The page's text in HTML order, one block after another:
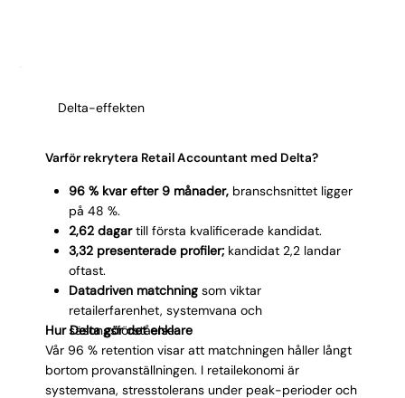
Delta-effekten
Varför rekrytera Retail Accountant med Delta?
96 % kvar efter 9 månader,branschsnittet ligger
på 48 %.
2,62 dagartill första kvalificerade kandidat.
3,32 presenterade profiler;kandidat 2,2 landar
oftast.
Datadriven matchningsom viktar
retailerfarenhet, systemvana och
säsongsförståelse.
Hur Delta gör det enklare
Vår 96 % retention visar att matchningen håller långt
bortom provanställningen. I retailekonomi är
systemvana, stresstolerans under peak-perioder och